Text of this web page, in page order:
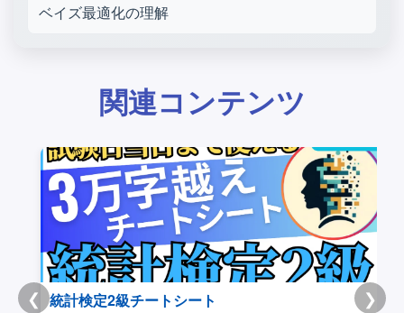
ベイズ最適化の理解
関連コンテンツ
❮ ❯
統計検定2級チートシート